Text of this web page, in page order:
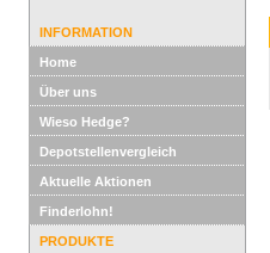
INFORMATION
Home
Über uns
Wieso Hedge?
Depotstellenvergleich
Aktuelle Aktionen
Finderlohn!
PRODUKTE